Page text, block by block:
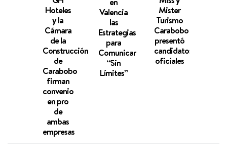
Hoteles
y la
Cámara
de la
Construcción
de
Carabobo
firman
convenio
en pro
de
ambas
empresas
Valencia
las
Estrategias
para
Comunicar
“Sin
Límites”
Mister
Turismo
Carabobo
presentó
candidatos
oficiales